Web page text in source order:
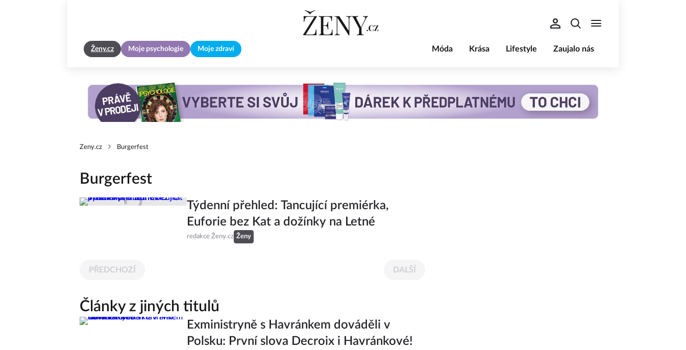
Ženy.cz Moje psychologie Moje zdraví Móda Krása Lifestyle Zaujalo nás
Zeny.cz Burgerfest
Burgerfest
Týdenní přehled: Tancující premiérka,
Euforie bez Kat a dožínky na Letné
redakce Ženy.cz Ženy
PŘEDCHOZÍ DALŠÍ
Články z jiných titulů
Exministryně s Havránkem dováděli v
Polsku: První slova Decroix i Havránkové!